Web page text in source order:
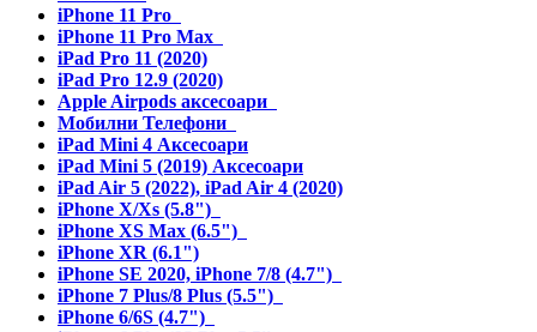
iPhone 11 Pro
iPhone 11 Pro Max
iPad Pro 11 (2020)
iPad Pro 12.9 (2020)
Apple Airpods аксесоари
Мобилни Телефони
iPad Mini 4 Аксесоари
iPad Mini 5 (2019) Аксесоари
iPad Air 5 (2022), iPad Air 4 (2020)
iPhone X/Xs (5.8")
iPhone XS Max (6.5")
iPhone XR (6.1")
iPhone SE 2020, iPhone 7/8 (4.7")
iPhone 7 Plus/8 Plus (5.5")
iPhone 6/6S (4.7")